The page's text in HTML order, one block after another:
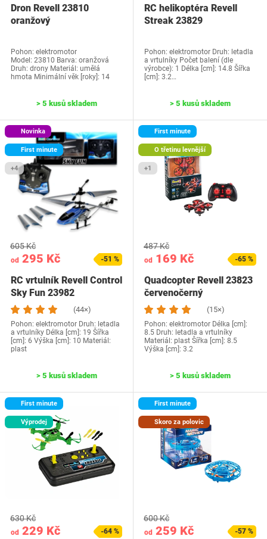
Dron Revell 23810
oranžový
Pohon: elektromotor
Model: ‎23810 Barva: oranžová
Druh: drony Materiál: umělá
hmota Minimální věk [roky]: 14
> 5 kusů skladem
RC helikoptéra Revell
Streak 23829
Pohon: elektromotor Druh: letadla
a vrtulníky Počet balení (dle
výrobce): 1 Délka [cm]: 14.8 Šířka
[cm]: 3.2…
> 5 kusů skladem
Novinka
First minute
+4
od 295 Kč
605 Kč
-51 %
RC vrtulník Revell Control
Sky Fun 23982
(44×)
Pohon: elektromotor Druh: letadla
a vrtulníky Délka [cm]: 19 Šířka
[cm]: 6 Výška [cm]: 10 Materiál:
plast
> 5 kusů skladem
First minute
O třetinu levnější
+1
od 169 Kč
487 Kč
-65 %
Quadcopter Revell 23823
červenočerný
(15×)
Pohon: elektromotor Délka [cm]:
8.5 Druh: letadla a vrtulníky
Materiál: plast Šířka [cm]: 8.5
Výška [cm]: 3.2
> 5 kusů skladem
First minute
Výprodej
od 229 Kč
630 Kč
-64 %
First minute
Skoro za polovic
od 259 Kč
600 Kč
-57 %